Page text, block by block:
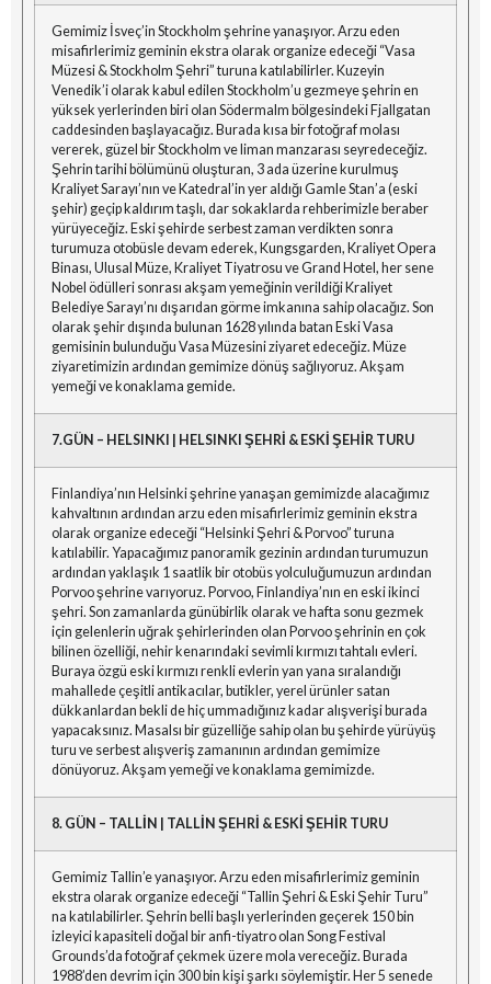
Gemimiz İsveç’in Stockholm şehrine yanaşıyor. Arzu eden
misafirlerimiz geminin ekstra olarak organize edeceği “Vasa
Müzesi & Stockholm Şehri” turuna katılabilirler. Kuzeyin
Venedik’i olarak kabul edilen Stockholm’u gezmeye şehrin en
yüksek yerlerinden biri olan Södermalm bölgesindeki Fjallgatan
caddesinden başlayacağız. Burada kısa bir fotoğraf molası
vererek, güzel bir Stockholm ve liman manzarası seyredeceğiz.
Şehrin tarihi bölümünü oluşturan, 3 ada üzerine kurulmuş
Kraliyet Sarayı’nın ve Katedral’in yer aldığı Gamle Stan’a (eski
şehir) geçip kaldırım taşlı, dar sokaklarda rehberimizle beraber
yürüyeceğiz. Eski şehirde serbest zaman verdikten sonra
turumuza otobüsle devam ederek, Kungsgarden, Kraliyet Opera
Binası, Ulusal Müze, Kraliyet Tiyatrosu ve Grand Hotel, her sene
Nobel ödülleri sonrası akşam yemeğinin verildiği Kraliyet
Belediye Sarayı’nı dışarıdan görme imkanına sahip olacağız. Son
olarak şehir dışında bulunan 1628 yılında batan Eski Vasa
gemisinin bulunduğu Vasa Müzesini ziyaret edeceğiz. Müze
ziyaretimizin ardından gemimize dönüş sağlıyoruz. Akşam
yemeği ve konaklama gemide.
7.GÜN – HELSINKI | HELSINKI ŞEHRİ & ESKİ ŞEHİR TURU
Finlandiya’nın Helsinki şehrine yanaşan gemimizde alacağımız
kahvaltının ardından arzu eden misafirlerimiz geminin ekstra
olarak organize edeceği “Helsinki Şehri & Porvoo” turuna
katılabilir. Yapacağımız panoramik gezinin ardından turumuzun
ardından yaklaşık 1 saatlik bir otobüs yolculuğumuzun ardından
Porvoo şehrine varıyoruz. Porvoo, Finlandiya’nın en eski ikinci
şehri. Son zamanlarda günübirlik olarak ve hafta sonu gezmek
için gelenlerin uğrak şehirlerinden olan Porvoo şehrinin en çok
bilinen özelliği, nehir kenarındaki sevimli kırmızı tahtalı evleri.
Buraya özgü eski kırmızı renkli evlerin yan yana sıralandığı
mahallede çeşitli antikacılar, butikler, yerel ürünler satan
dükkanlardan bekli de hiç ummadığınız kadar alışverişi burada
yapacaksınız. Masalsı bir güzelliğe sahip olan bu şehirde yürüyüş
turu ve serbest alışveriş zamanının ardından gemimize
dönüyoruz. Akşam yemeği ve konaklama gemimizde.
8. GÜN – TALLİN | TALLİN ŞEHRİ & ESKİ ŞEHİR TURU
Gemimiz Tallin’e yanaşıyor. Arzu eden misafirlerimiz geminin
ekstra olarak organize edeceği “Tallin Şehri & Eski Şehir Turu”
na katılabilirler. Şehrin belli başlı yerlerinden geçerek 150 bin
izleyici kapasiteli doğal bir anfi-tiyatro olan Song Festival
Grounds’da fotoğraf çekmek üzere mola vereceğiz. Burada
1988’den devrim için 300 bin kişi şarkı söylemiştir. Her 5 senede